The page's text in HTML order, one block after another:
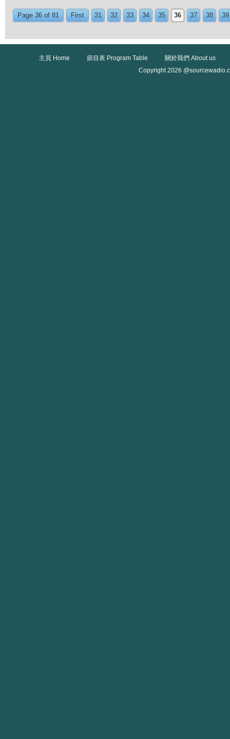
Page 36 of 81 First 31 32 33 34 35 36 37 38 39
主頁 Home 節目表 Program Table
關於我們 About us
Copyright 2026